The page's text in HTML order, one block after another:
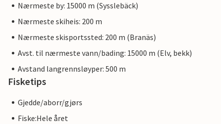
Nærmeste by: 15000 m (Sysslebäck)
Nærmeste skiheis: 200 m
Nærmeste skisportssted: 200 m (Branäs)
Avst. til nærmeste vann/bading: 15000 m (Elv, bekk)
Avstand langrennsløyper: 500 m
Fisketips
Gjedde/aborr/gjørs
Fiske:Hele året